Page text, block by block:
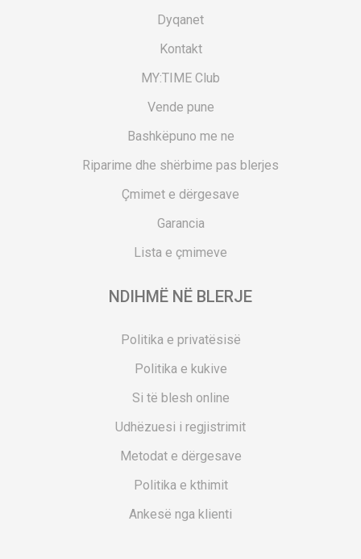
Dyqanet
Kontakt
MY:TIME Club
Vende pune
Bashkëpuno me ne
Riparime dhe shërbime pas blerjes
Çmimet e dërgesave
Garancia
Lista e çmimeve
NDIHMË NË BLERJE
Politika e privatësisë
Politika e kukive
Si të blesh online
Udhëzuesi i regjistrimit
Metodat e dërgesave
Politika e kthimit
Ankesë nga klienti